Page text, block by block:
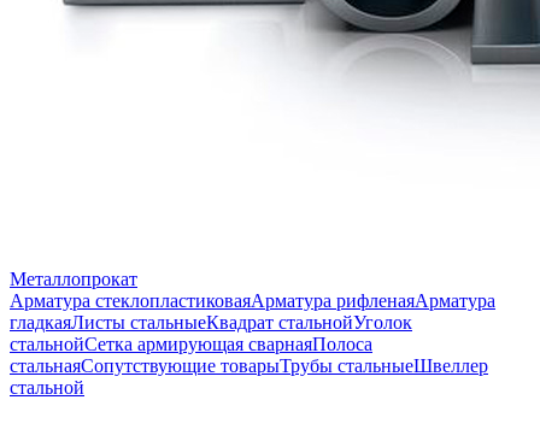
Металлопрокат
Арматура стеклопластиковаяАрматура рифленаяАрматура
гладкаяЛисты стальныеКвадрат стальнойУголок
стальнойСетка армирующая сварнаяПолоса
стальнаяСопутствующие товарыТрубы стальныеШвеллер
стальной